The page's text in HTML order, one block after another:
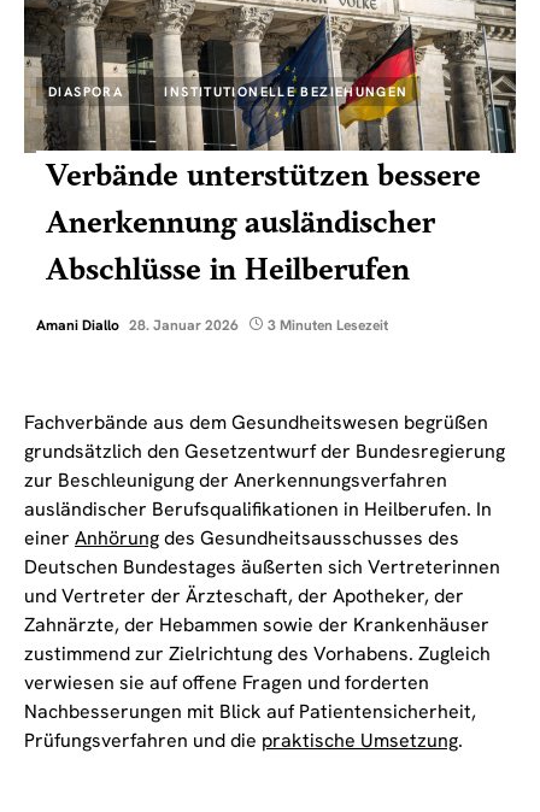
DIASPORA INSTITUTIONELLE BEZIEHUNGEN
Verbände unterstützen bessere
Anerkennung ausländischer
Abschlüsse in Heilberufen
Amani Diallo 28. Januar 2026 3 Minuten Lesezeit
Fachverbände aus dem Gesundheitswesen begrüßen
grundsätzlich den Gesetzentwurf der Bundesregierung
zur Beschleunigung der Anerkennungsverfahren
ausländischer Berufsqualifikationen in Heilberufen. In
einer Anhörungdes Gesundheitsausschusses des
Deutschen Bundestages äußerten sich Vertreterinnen
und Vertreter der Ärzteschaft, der Apotheker, der
Zahnärzte, der Hebammen sowie der Krankenhäuser
zustimmend zur Zielrichtung des Vorhabens. Zugleich
verwiesen sie auf offene Fragen und forderten
Nachbesserungen mit Blick auf Patientensicherheit,
Prüfungsverfahren und die praktische Umsetzung.